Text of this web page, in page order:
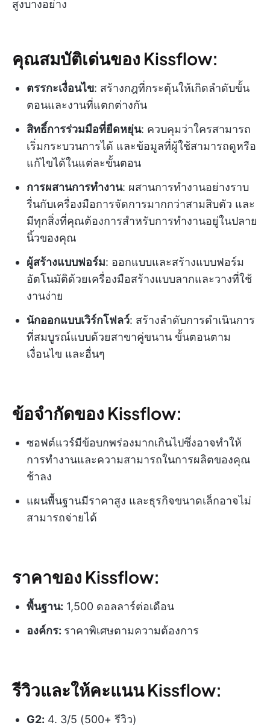
สูงบางอย่าง
คุณสมบัติเด่นของ Kissflow:
ตรรกะเงื่อนไข: สร้างกฎที่กระตุ้นให้เกิดลำดับขั้น
ตอนและงานที่แตกต่างกัน
สิทธิ์การร่วมมือที่ยืดหยุ่น: ควบคุมว่าใครสามารถ
เริ่มกระบวนการได้ และข้อมูลที่ผู้ใช้สามารถดูหรือ
แก้ไขได้ในแต่ละขั้นตอน
การผสานการทำงาน: ผสานการทำงานอย่างราบ
รื่นกับเครื่องมือการจัดการมากกว่าสามสิบตัว และ
มีทุกสิ่งที่คุณต้องการสำหรับการทำงานอยู่ในปลาย
นิ้วของคุณ
ผู้สร้างแบบฟอร์ม: ออกแบบและสร้างแบบฟอร์ม
อัตโนมัติด้วยเครื่องมือสร้างแบบลากและวางที่ใช้
งานง่าย
นักออกแบบเวิร์กโฟลว์: สร้างลำดับการดำเนินการ
ที่สมบูรณ์แบบด้วยสาขาคู่ขนาน ขั้นตอนตาม
เงื่อนไข และอื่นๆ
ข้อจำกัดของ Kissflow:
ซอฟต์แวร์มีข้อบกพร่องมากเกินไปซึ่งอาจทำให้
การทำงานและความสามารถในการผลิตของคุณ
ช้าลง
แผนพื้นฐานมีราคาสูง และธุรกิจขนาดเล็กอาจไม่
สามารถจ่ายได้
ราคาของ Kissflow:
พื้นฐาน: 1,500 ดอลลาร์ต่อเดือน
องค์กร: ราคาพิเศษตามความต้องการ
รีวิวและให้คะแนน Kissflow:
G2: 4. 3/5 (500+ รีวิว)